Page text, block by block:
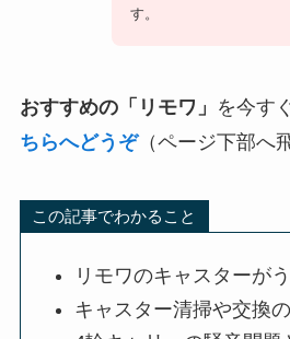
す。
おすすめの「リモワ」 を今す
ちらへどうぞ（ページ下部へ
この記事でわかること
リモワのキャスターが
キャスター清掃や交換